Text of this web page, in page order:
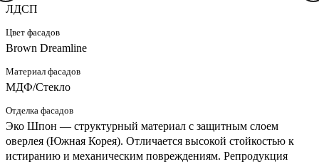
ЛДСП
Цвет фасадов
Brown Dreamline
Материал фасадов
МДФ/Стекло
Отделка фасадов
Эко Шпон — структурный материал с защитным слоем
оверлея (Южная Корея). Отличается высокой стойкостью к
истиранию и механическим повреждениям. Репродукция